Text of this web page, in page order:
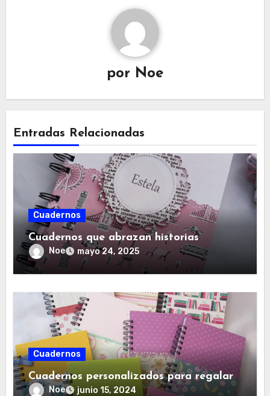
por Noe
Entradas Relacionadas
Cuadernos
Cuadernos que abrazan historias
Noe mayo 24, 2025
Cuadernos
Cuadernos personalizados para regalar
Noe junio 15, 2024